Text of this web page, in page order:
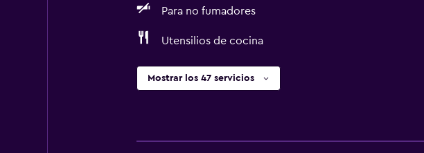
Para no fumadores
Utensilios de cocina
Mostrar los 47 servicios